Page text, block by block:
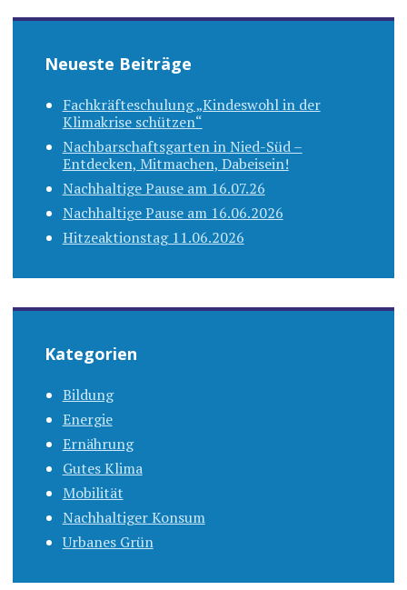
Neueste Beiträge
Fachkräfteschulung „Kindeswohl in der
Klimakrise schützen“
Nachbarschaftsgarten in Nied-Süd –
Entdecken, Mitmachen, Dabeisein!
Nachhaltige Pause am 16.07.26
Nachhaltige Pause am 16.06.2026
Hitzeaktionstag 11.06.2026
Kategorien
Bildung
Energie
Ernährung
Gutes Klima
Mobilität
Nachhaltiger Konsum
Urbanes Grün